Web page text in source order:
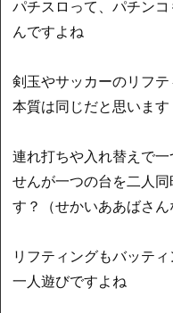
パチスロって、パチン
んですよね
剣玉やサッカーのリフ
本質は同じだと思います
連れ打ちや入れ替えで
せんが一つの台を二人
す？（せかいああばさん
リフティングもバッテ
一人遊びですよね